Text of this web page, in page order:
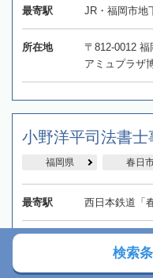
最寄駅 JR・福岡市地
所在地
〒812-0012
アミュプラザ
小野洋平司法書士
福岡県 春日
最寄駅 西日本鉄道「
モ春日原701号
検索